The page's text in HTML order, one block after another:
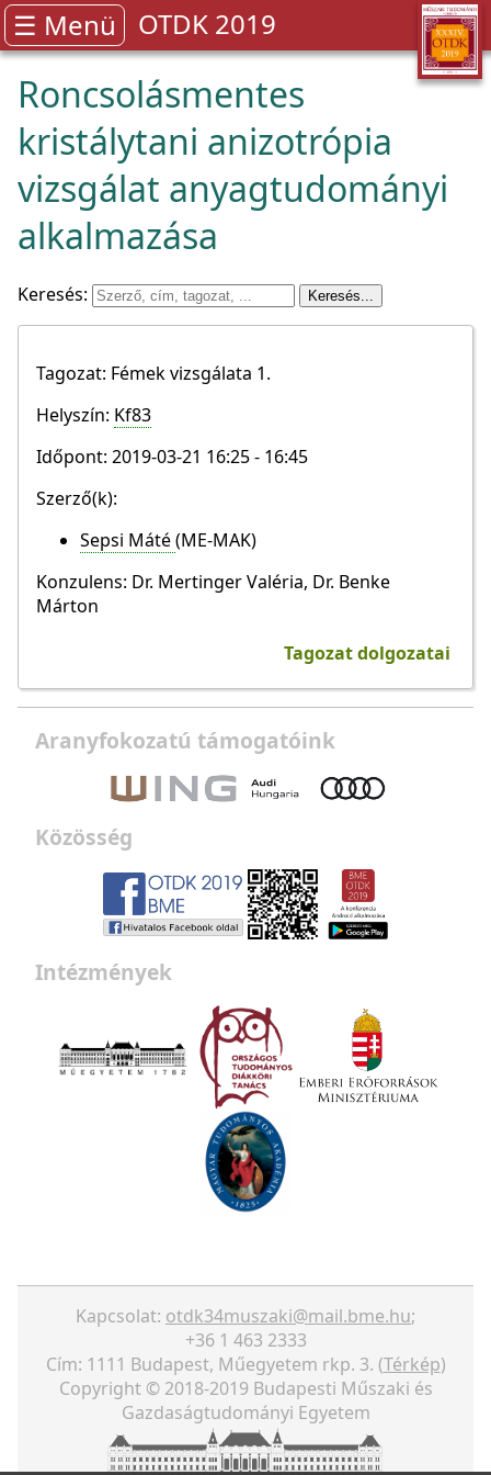
☰ Menü OTDK 2019
Roncsolásmentes
kristálytani anizotrópia
vizsgálat anyagtudományi
alkalmazása
Keresés:
Tagozat: Fémek vizsgálata 1.
Helyszín: Kf83
Időpont: 2019-03-21 16:25 - 16:45
Szerző(k):
Sepsi Máté(ME-MAK)
Konzulens: Dr. Mertinger Valéria, Dr. Benke
Márton
Tagozat dolgozatai
Aranyfokozatú támogatóink
Közösség
Intézmények
Kapcsolat: otdk34muszaki@mail.bme.hu;
+36 1 463 2333
Cím: 1111 Budapest, Műegyetem rkp. 3. (Térkép)
Copyright © 2018-2019 Budapesti Műszaki és
Gazdaságtudományi Egyetem